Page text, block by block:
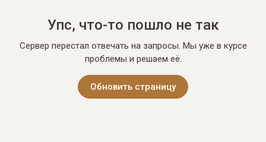
Упс, что-то пошло не так
Сервер перестал отвечать на запросы. Мы уже в курсе
проблемы и решаем её.
Обновить страницу